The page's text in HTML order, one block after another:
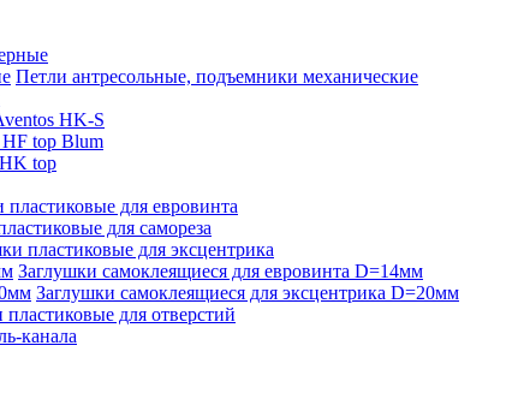
Петли антресольные, подъемники механические
HK-S
top Blum
top
пластиковые для евровинта
для самореза
пластиковые для эксцентрика
Заглушки самоклеящиеся для евровинта D=14мм
Заглушки самоклеящиеся для эксцентрика D=20мм
пластиковые для отверстий
канала